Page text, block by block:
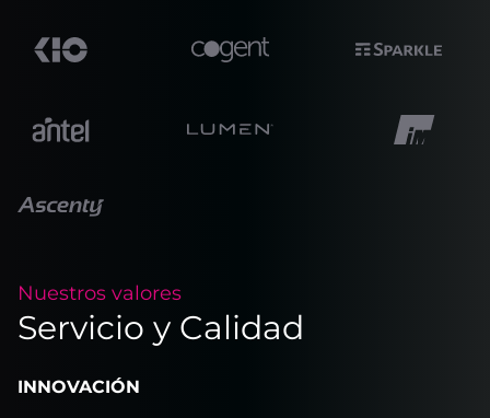
Nuestros valores
Servicio y Calidad
INNOVACIÓN